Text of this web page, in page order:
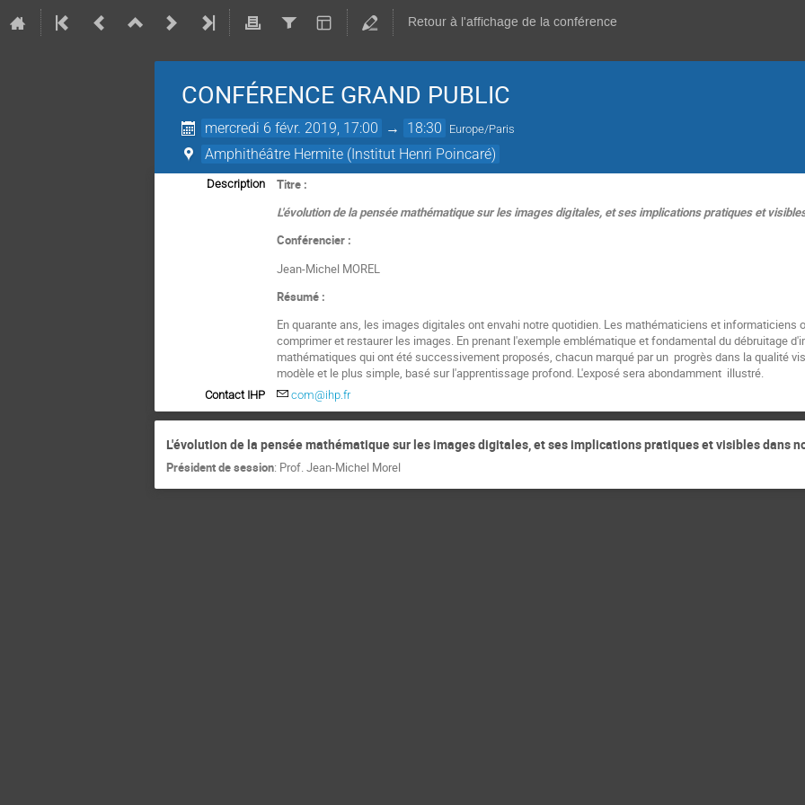
Retour à l'affichage de la conférence
CONFÉRENCE GRAND PUBLIC
mercredi 6 févr. 2019, 17:00 → 18:30 Europe/Paris
Amphithéâtre Hermite (Institut Henri Poincaré)
Description
Titre :
L'évolution de la pensée mathématique sur les images digitales, et ses implications pratiques et
Conférencier :
Jean-Michel MOREL
Résumé :
En quarante ans, les images digitales ont envahi notre quotidien. Les mathématiciens et informaticiens
comprimer et restaurer les images. En prenant l'exemple emblématique et fondamental du débruitage
mathématiques qui ont été successivement proposés, chacun marqué par un progrès dans la qualité
modèle et le plus simple, basé sur l'apprentissage profond. L'exposé sera abondamment illustré.
Contact IHP com@ihp.fr
L'évolution de la pensée mathématique sur les images digitales, et ses implications pratiques et visibles dans
Président de session: Prof.Jean-Michel Morel